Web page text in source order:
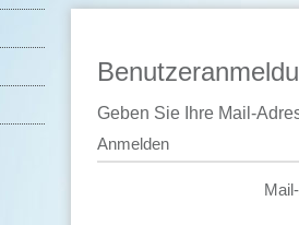
Geben Sie Ihre Mail-
Anmelden